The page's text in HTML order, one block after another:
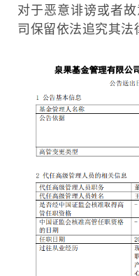
对于恶意诽谤或者
司保留依法追究其法